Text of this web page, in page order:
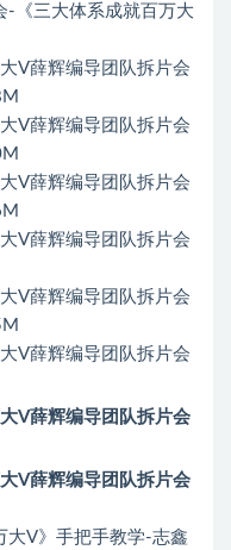
《三大体系成就百万大
V薛辉编导团队拆片会
V薛辉编导团队拆片会
V薛辉编导团队拆片会
V薛辉编导团队拆片会
V薛辉编导团队拆片会
V薛辉编导团队拆片会
V薛辉编导团队拆片会
V薛辉编导团队拆片会
V》手把手教学-志鑫